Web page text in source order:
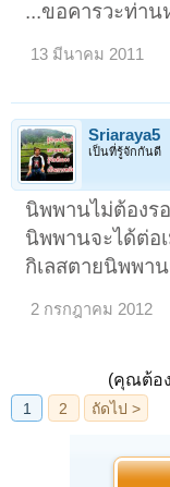
...ขอคารวะท่าน
13 มีนาคม 2011
Sriaraya5
เป็นที่รู้จักกันดี
นิพพานไม่ต้องร
นิพพานจะได้ต่อ
กิเลสตายนิพพา
2 กรกฎาคม 2012
(คุณต้อ